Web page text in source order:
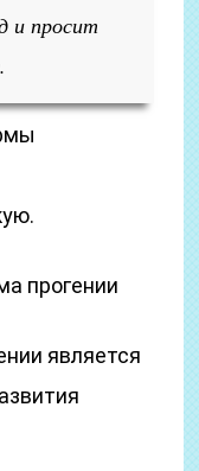
и просит
прогении
является